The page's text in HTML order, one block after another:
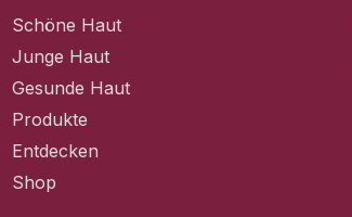
Schöne Haut
Junge Haut
Gesunde Haut
Produkte
Entdecken
Shop